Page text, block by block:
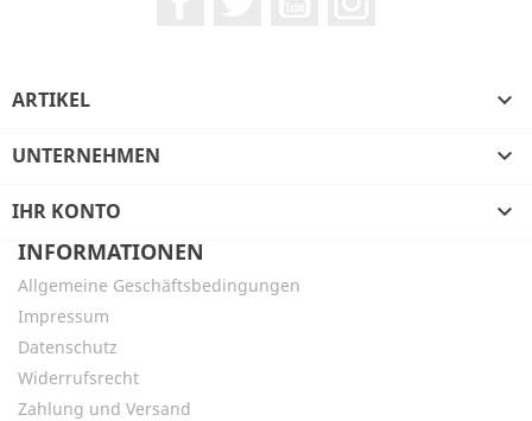
ARTIKEL 
UNTERNEHMEN 
IHR KONTO

INFORMATIONEN
Allgemeine Geschäftsbedingungen
Impressum
Datenschutz
Widerrufsrecht
Zahlung und Versand